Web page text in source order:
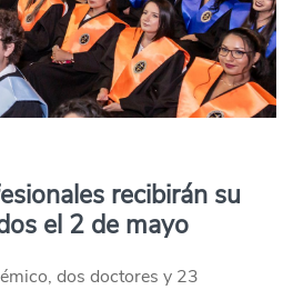
recibirán su
el 2 de mayo
dos doctores y 23